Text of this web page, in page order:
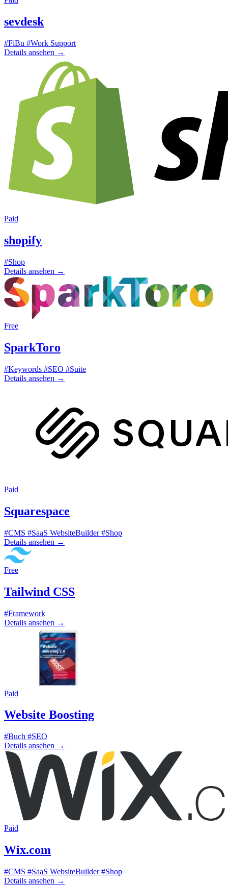
sevdesk
#FiBu #Work Support
Details ansehen →
Paid
shopify
#Shop
Details ansehen →
Free
SparkToro
#Keywords #SEO #Suite
Details ansehen →
Paid
Squarespace
#CMS #SaaS WebsiteBuilder#Shop
Details ansehen →
Free
Tailwind CSS
#Framework
Details ansehen →
Paid
Website Boosting
#Buch #SEO
Details ansehen →
Paid
Wix.com
#CMS #SaaS WebsiteBuilder#Shop
Details ansehen →